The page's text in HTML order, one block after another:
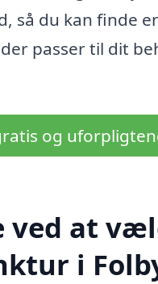
så du kan finde
passer til dit
og
ved at
i